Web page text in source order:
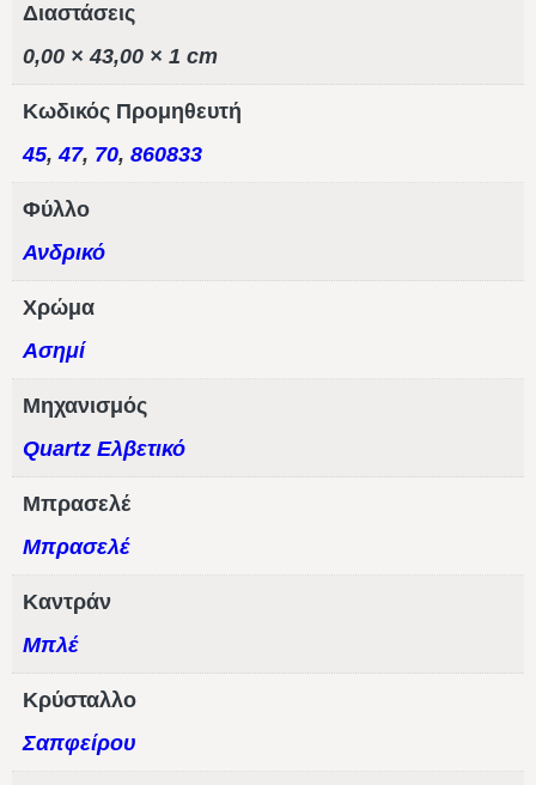
Διαστάσεις
0,00 × 43,00 × 1 cm
Κωδικός Προμηθευτή
45,47, 70, 860833
Φύλλο
Ανδρικό
Χρώμα
Ασημί
Μηχανισμός
Quartz Ελβετικό
Μπρασελέ
Μπρασελέ
Καντράν
Μπλέ
Κρύσταλλο
Σαπφείρου